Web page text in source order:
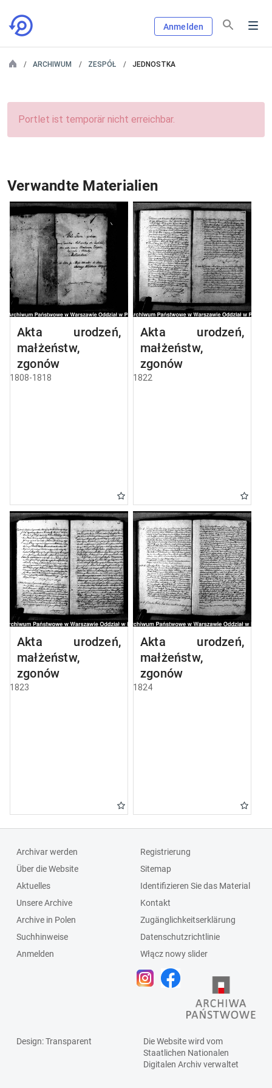
Anmelden
ARCHIWUM ZESPÓŁ JEDNOSTKA
Portlet ist temporär nicht erreichbar.
Verwandte Materialien
Akta urodzeń,
małżeństw,
zgonów
1808-1818
Akta urodzeń,
małżeństw,
zgonów
1822
Akta urodzeń,
małżeństw,
zgonów
1823
Akta urodzeń,
małżeństw,
zgonów
1824
Archivar werden
Über die Website
Aktuelles
Unsere Archive
Archive in Polen
Suchhinweise
Anmelden
Registrierung
Sitemap
Identifizieren Sie das Material
Kontakt
Zugänglichkeitserklärung
Datenschutzrichtlinie
Włącz nowy slider
Design: Transparent
Die Website wird vom
Staatlichen Nationalen
Digitalen Archivverwaltet